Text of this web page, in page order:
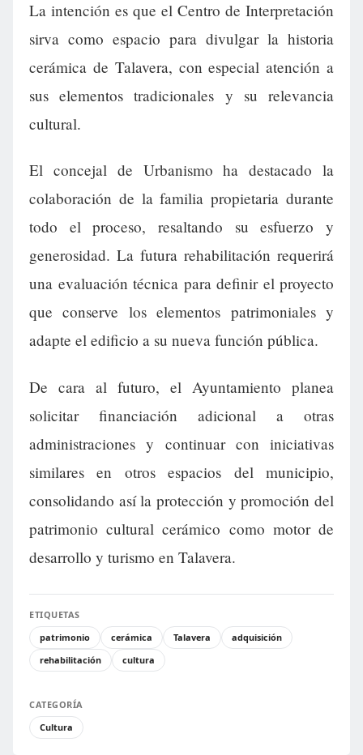
La intención es que el Centro de Interpretación
sirva como espacio para divulgar la historia
cerámica de Talavera, con especial atención a
sus elementos tradicionales y su relevancia
cultural.
El concejal de Urbanismo ha destacado la
colaboración de la familia propietaria durante
todo el proceso, resaltando su esfuerzo y
generosidad. La futura rehabilitación requerirá
una evaluación técnica para definir el proyecto
que conserve los elementos patrimoniales y
adapte el edificio a su nueva función pública.
De cara al futuro, el Ayuntamiento planea
solicitar financiación adicional a otras
administraciones y continuar con iniciativas
similares en otros espacios del municipio,
consolidando así la protección y promoción del
patrimonio cultural cerámico como motor de
desarrollo y turismo en Talavera.
ETIQUETAS
patrimonio
cerámica Talavera
adquisición
rehabilitación
cultura
CATEGORÍA
Cultura